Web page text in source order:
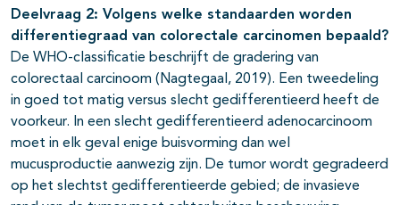
Deelvraag 2: Volgens welke standaarden worden
differentiegraad van colorectale carcinomen bepaald?
De WHO-classificatie beschrijft de gradering van
colorectaal carcinoom (Nagtegaal, 2019). Een tweedeling
in goed tot matig versus slecht gedifferentieerd heeft de
voorkeur. In een slecht gedifferentieerd adenocarcinoom
moet in elk geval enige buisvorming dan wel
mucusproductie aanwezig zijn. De tumor wordt gegradeerd
op het slechtst gedifferentieerde gebied; de invasieve